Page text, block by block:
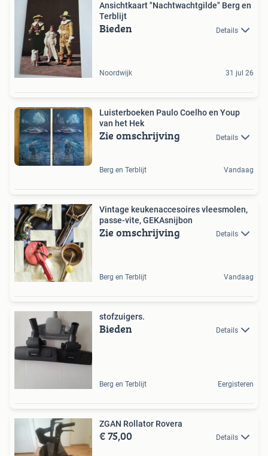
Ansichtkaart "Nachtwachtgilde" Berg en
Terblijt
Bieden Details
Noordwijk 31 jul 26
Luisterboeken Paulo Coelho en Youp
van het Hek
Zie omschrijving Details
Berg en Terblijt Vandaag
Vintage keukenaccesoires vleesmolen,
passe-vite, GEKAsnijbon
Zie omschrijving Details
Berg en Terblijt Vandaag
stofzuigers.
Bieden Details
Berg en Terblijt Eergisteren
ZGAN Rollator Rovera
€ 75,00 Details